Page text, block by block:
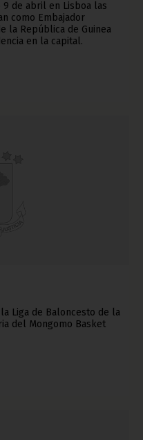
de abril en Lisboa las
como Embajador
la República de Guinea
en la capital.
Liga de Baloncesto de la
del Mongomo Basket